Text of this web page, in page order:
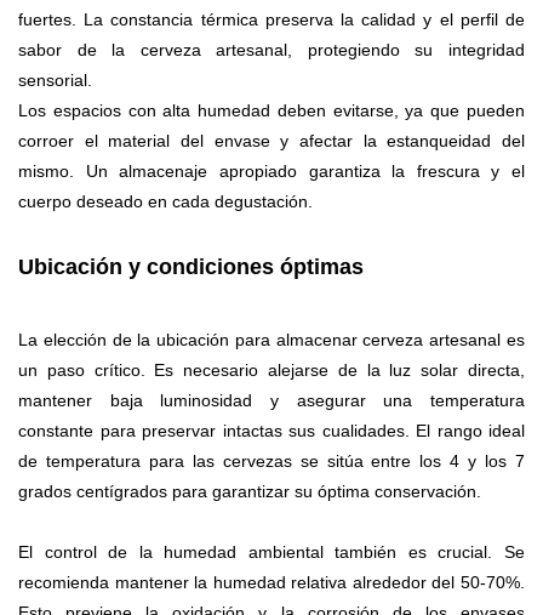
fuertes. La constancia térmica preserva la calidad y el perfil de
sabor de la cerveza artesanal, protegiendo su integridad
sensorial.
Los espacios con alta humedad deben evitarse, ya que pueden
corroer el material del envase y afectar la estanqueidad del
mismo. Un almacenaje apropiado garantiza la frescura y el
cuerpo deseado en cada degustación.
Ubicación y condiciones óptimas
La elección de la ubicación para almacenar cerveza artesanal es
un paso crítico. Es necesario alejarse de la luz solar directa,
mantener baja luminosidad y asegurar una temperatura
constante para preservar intactas sus cualidades. El rango ideal
de temperatura para las cervezas se sitúa entre los 4 y los 7
grados centígrados para garantizar su óptima conservación.
El control de la humedad ambiental también es crucial. Se
recomienda mantener la humedad relativa alrededor del 50-70%.